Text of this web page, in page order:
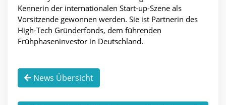
Kennerin der internationalen Start-up-Szene als
Vorsitzende gewonnen werden. Sie ist Partnerin des
High-Tech Gründerfonds, dem führenden
Frühphaseninvestor in Deutschland.
News Übersicht